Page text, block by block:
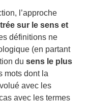
l’approche
sur le sens et
définitions ne
(en partant
du sens le plus
mots dont la
avec les
avec les termes